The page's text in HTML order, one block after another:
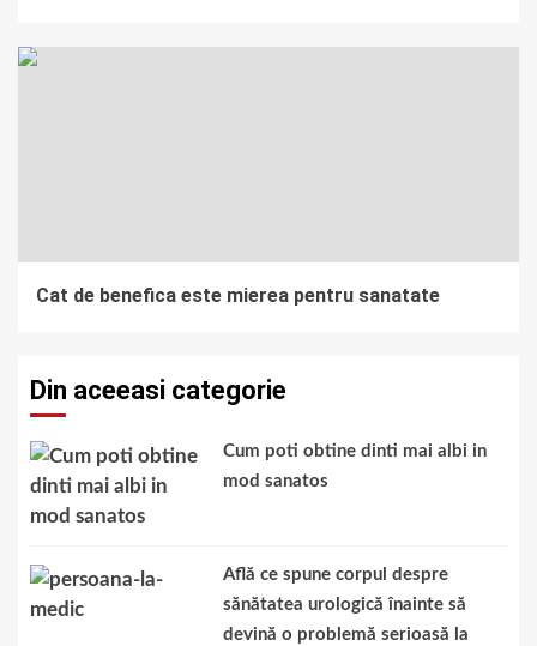
Cat de benefica este mierea pentru sanatate
Din aceeasi categorie
Cum poti obtine dinti mai albi in
mod sanatos
Află ce spune corpul despre
sănătatea urologică înainte să
devină o problemă serioasă la